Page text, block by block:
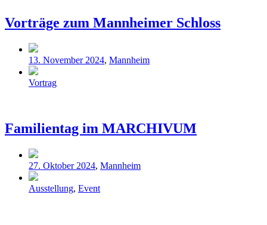
Vorträge zum Mannheimer Schloss
Veröffentlicht
in
13. November 2024, Mannheim
Schlagwörter
Vortrag
Familientag im MARCHIVUM
Veröffentlicht
in
27. Oktober 2024, Mannheim
Schlagwörter
Ausstellung, Event